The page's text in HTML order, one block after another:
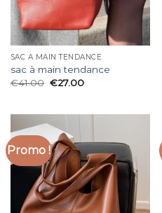
SAC À MAIN TENDANCE
sac à main tendance
€41.00 €27.00
Promo !